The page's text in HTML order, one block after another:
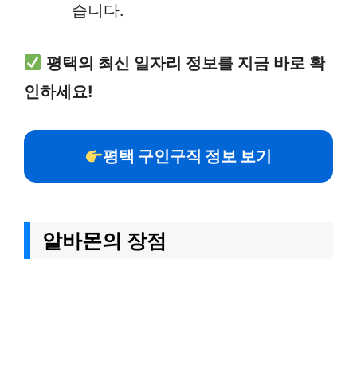
습니다.
평택의 최신 일자리 정보를 지금 바로 확
인하세요!
평택 구인구직 정보 보기
알바몬의 장점